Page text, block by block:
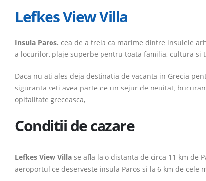
Lefkes View Villa
Insula Paros, cea de a treia ca marime dintre insulele
a locurilor, plaje superbe pentru toata familia, cultura
Daca nu ati ales deja destinatia de vacanta in Grecia
siguranta veti avea parte de un sejur de neuitat,
opitalitate greceasca,
Conditii de cazare
Lefkes View Villa se afla la o distanta de circa 11 km de
aeroportul ce deserveste insula Paros si la 6 km de cele